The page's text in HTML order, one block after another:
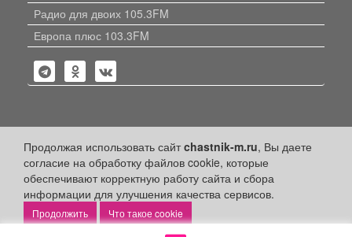
Продолжая использовать сайтchastnik-m.ru, Вы даете
согласие на обработку файлов cookie, которые
обеспечивают корректную работу сайта и сбора
информации для улучшения качества сервисов.
Что такое cookie
Радио для двоих 105.3FM
Европа плюс 103.3FM
Политика конфиденциальности
Публикации с пометкой «Реклама», «На правах рекламы»,
«Партнёрский проект» оплачены рекламодателем.
Редакция сайта не несет ответственности за достоверность
информации, содержащейся в рекламных материалах и
объявлениях.